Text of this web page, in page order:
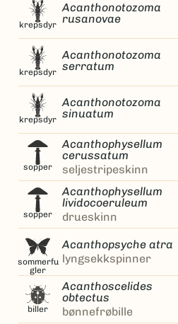
krepsdyr
Acanthonotozoma
rusanovae
krepsdyr
Acanthonotozoma
serratum
krepsdyr
Acanthonotozoma
sinuatum
sopper
Acanthophysellum
cerussatum
seljestripeskinn
sopper
Acanthophysellum
lividocoeruleum
drueskinn
sommerfu
gler
Acanthopsyche atra
lyngsekkspinner
biller
Acanthoscelides
obtectus
bønnefrøbille